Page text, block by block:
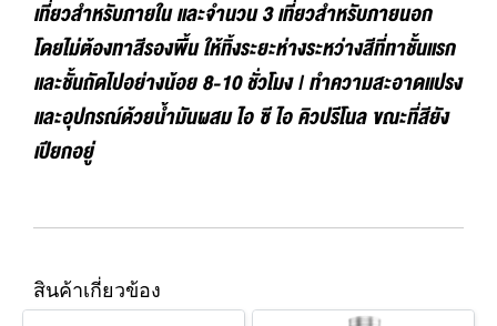
เที่ยวสำหรับภายใน และจำนวน 3 เที่ยวสำหรับภายนอก
โดยไม่ต้องทาสีรองพื้น ให้ทิ้งระยะห่างระหว่างสีที่ทาชั้นแรก
และชั้นถัดไปอย่างน้อย 8-10 ชั่วโมง | ทำความสะอาดแปรง
และอุปกรณ์ด้วยน้ำมันผสม ไอ ซี ไอ คิวปรีโนล ขณะที่สียัง
เปียกอยู่
สินค้าเกี่ยวข้อง